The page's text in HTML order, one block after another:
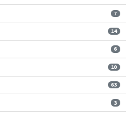
7
14
6
10
63
3